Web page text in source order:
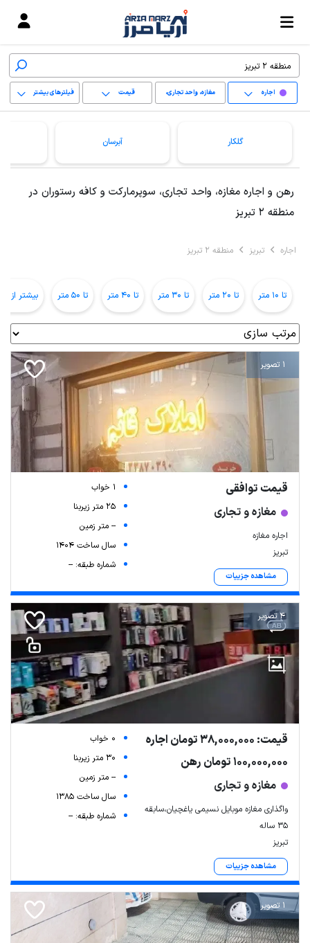
اجاره مغازه، واحد تجاری،
سوپرمارکت و کافه
قیمت فیلترهای بیشتر
پاک کردن محدوده
گلکار آبرسان
رهن و اجاره مغازه، واحد تجاری، سوپرمارکت و کافه رستوران در
منطقه 2 تبریز
اجاره تبریز منطقه 2 تبریز
تا 10 متر تا 20 متر تا 30 متر تا 40 متر تا 50 متر بیشتر از 50 متر
1 تصویر
قیمت توافقی
مغازه و تجاری
اجاره مغازه
تبریز
مشاهده جزییات
1 خواب
25 متر زیربنا
-- متر زمین
سال ساخت 1404
شماره طبقه: --
4 تصویر
قیمت: 38,000,000 تومان اجاره
100,000,000 تومان رهن
مغازه و تجاری
واگذاری مغازه موبایل نسیمی یاغچیان،سابقه
35 ساله
تبریز
مشاهده جزییات
0 خواب
30 متر زیربنا
-- متر زمین
سال ساخت 1385
شماره طبقه: --
1 تصویر